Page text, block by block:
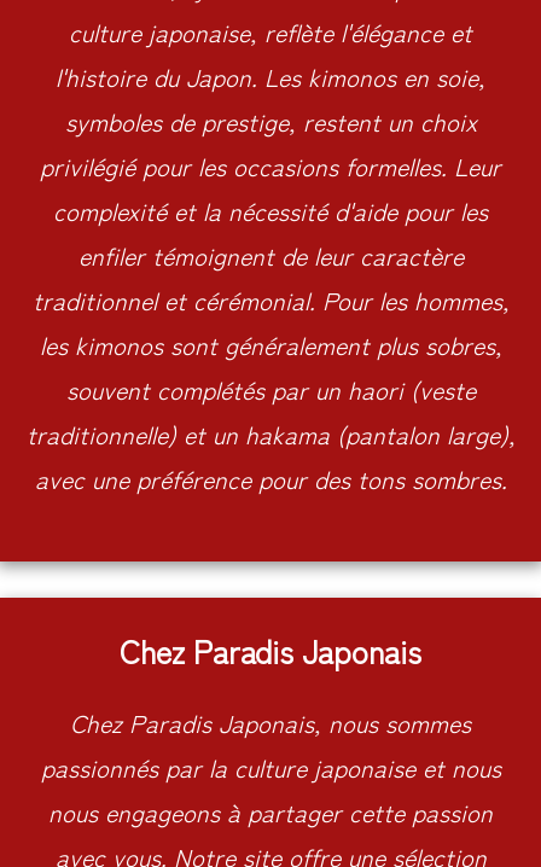
culture japonaise, reflète l'élégance et
l'histoire du Japon. Les kimonos en soie,
symboles de prestige, restent un choix
privilégié pour les occasions formelles. Leur
complexité et la nécessité d'aide pour les
enfiler témoignent de leur caractère
traditionnel et cérémonial. Pour les hommes,
les kimonos sont généralement plus sobres,
souvent complétés par un haori (veste
traditionnelle) et un hakama (pantalon large),
avec une préférence pour des tons sombres.
Chez Paradis Japonais
Chez Paradis Japonais, nous sommes
passionnés par la culture japonaise et nous
nous engageons à partager cette passion
avec vous. Notre site offre une sélection